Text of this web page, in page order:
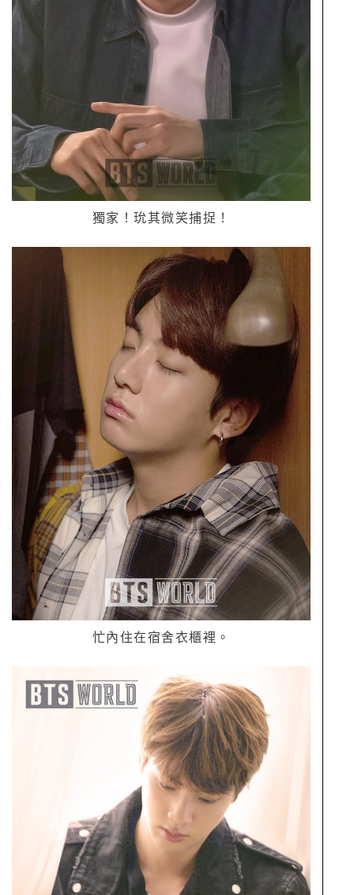
獨家！玧其微笑捕捉！
忙內住在宿舍衣櫃裡。